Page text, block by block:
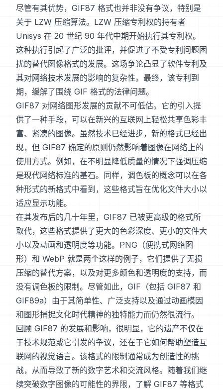
尽管有其优势，GIF87 格式也并非没有争议，特别是
关于 LZW 压缩算法。LZW 压缩专利权的持有者
Unisys 在 20 世纪 90 年代中期开始执行其专利权。
这种执行引起了广泛的批评，并促进了不受专利问题困
扰的替代图像格式的发展。这场争论凸显了软件专利及
其对网络技术发展的影响的复杂性。最终，该专利到
期，缓解了围绕 GIF 格式的法律问题。
GIF87 对网络图形发展的贡献不可低估。它的引入提
供了一种手段，可以在新兴的互联网上轻松共享色彩丰
富、紧凑的图像。虽然技术已经进步，新的格式已经出
现，但 GIF87 确定的原则仍然影响着图像在网络上的
使用方式。例如，在不明显降低质量的情况下强调压缩
是现代网络标准的基石。同样，调色板的概念可以在各
种形式的新格式中看到，这些格式旨在优化文件大小以
适应显示功能。
在其发布后的几十年里，GIF87 已被更高级的格式所
取代，这些格式提供了更大的色彩深度、更小的文件大
小以及动画和透明度等功能。PNG（便携式网络图
形）和 WebP 就是两个这样的例子，它们提供了无损
压缩的替代方案，以及对更多颜色和透明度的支持，而
没有调色板的限制。尽管如此，GIF（包括 GIF87 和
GIF89a）由于其简单性、广泛支持以及通过动画模因
和图形捕捉文化时代精神的独特能力而仍然很流行。
回顾 GIF87 的发展和影响，很明显，它的遗产不仅在
于技术规范或它引发的争议，还在于它如何帮助塑造互
联网的视觉语言。该格式的限制通常成为创造性的挑
战，从而导致了新的数字艺术和交流风格。随着我们继
续突破数字图像的可能性的界限，了解 GIF87 等格式